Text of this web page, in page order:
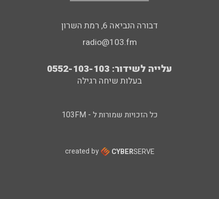
דבורה הנביאה 6, רמת השרון
radio@103.fm
עלייה לשידור: 0552-103-103
בעלות שיחה רגילה
כל הזכויות שמורות ל - 103FM
created by CYBERSERVE